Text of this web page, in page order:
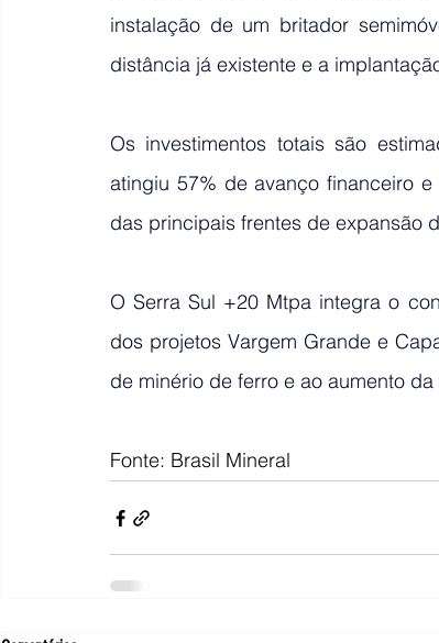
instalação de um britador
distância já existente e a
Os investimentos totais são
atingiu 57% de avanço financeiro
das principais frentes de expansão
O Serra Sul +20 Mtpa integra o
dos projetos Vargem Grande e
de minério de ferro e ao aumento
Fonte: Brasil Mineral